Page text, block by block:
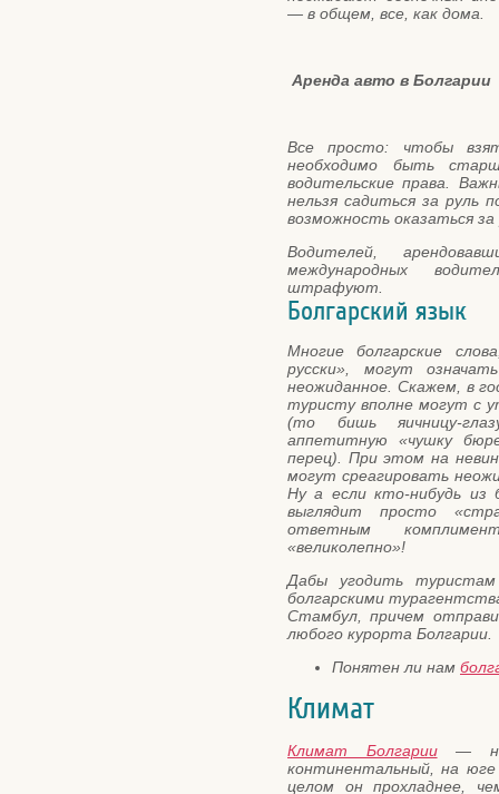
— в общем, все, как дома.
Аренда авто в Болгарии
Все просто: чтобы
необходимо быть
водительские права.
нельзя садиться за руль
возможность оказаться
Водителей,
международных
штрафуют.
Болгарский язык
Многие болгарские
русски», могут
неожиданное. Скажем, в
туристу вполне могут с
(то бишь яичницу-
аппетитную «чушку
перец). При этом на
могут среагировать
Ну а если кто-нибудь из
выглядит просто
ответным
«великолепно»!
Дабы угодить
болгарскими
Стамбул, причем
любого курорта Болгарии.
Понятен ли нам
Климат
Климат Болгарии— на
континентальный, на
целом он прохладнее,